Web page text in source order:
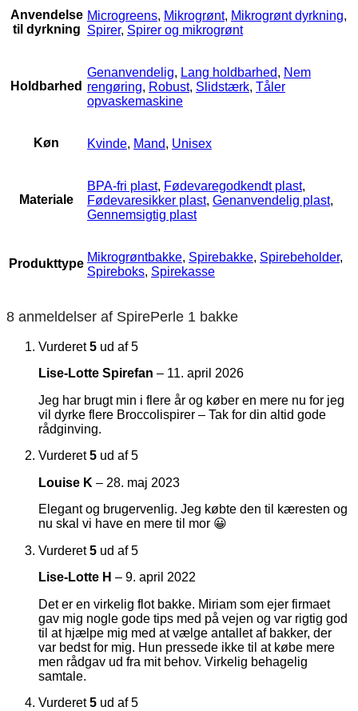
Anvendelse
til dyrkning
Microgreens, Mikrogrønt, Mikrogrønt dyrkning,
Spirer, Spirer og mikrogrønt
Holdbarhed
Genanvendelig, Lang holdbarhed, Nem
rengøring, Robust, Slidstærk, Tåler
opvaskemaskine
Køn Kvinde, Mand, Unisex
Materiale
BPA-fri plast, Fødevaregodkendt plast,
Fødevaresikker plast, Genanvendelig plast,
Gennemsigtig plast
Produkttype Mikrogrøntbakke, Spirebakke, Spirebeholder,
Spireboks, Spirekasse
8 anmeldelser af SpirePerle 1 bakke
Vurderet5 ud af 5
Lise-Lotte Spirefan – 11. april 2026
Jeg har brugt min i flere år og køber en mere nu for jeg
vil dyrke flere Broccolispirer – Tak for din altid gode
rådginving.
Vurderet5 ud af 5
Louise K – 28. maj 2023
Elegant og brugervenlig. Jeg købte den til kæresten og
nu skal vi have en mere til mor 😀
Vurderet5 ud af 5
Lise-Lotte H – 9. april 2022
Det er en virkelig flot bakke. Miriam som ejer firmaet
gav mig nogle gode tips med på vejen og var rigtig god
til at hjælpe mig med at vælge antallet af bakker, der
var bedst for mig. Hun pressede ikke til at købe mere
men rådgav ud fra mit behov. Virkelig behagelig
samtale.
Vurderet5 ud af 5